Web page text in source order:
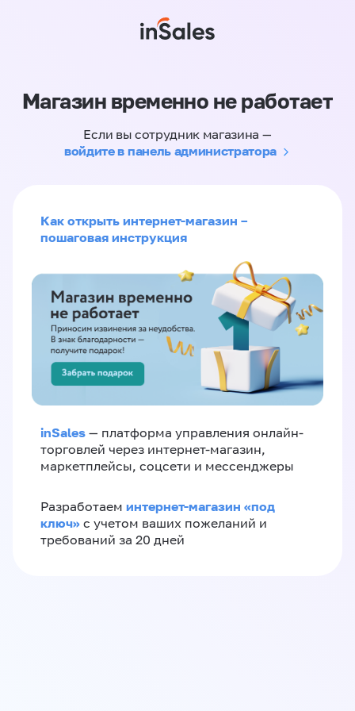
Магазин временно не работает
Если вы сотрудник магазина —
войдите в панель администратора
Как открыть интернет-магазин –
пошаговая инструкция
inSales — платформа управления онлайн-
торговлей через интернет-магазин,
маркетплейсы, соцсети и мессенджеры
Разработаем интернет-магазин «‎под
ключ»‎ с учетом ваших пожеланий и
требований за 20 дней